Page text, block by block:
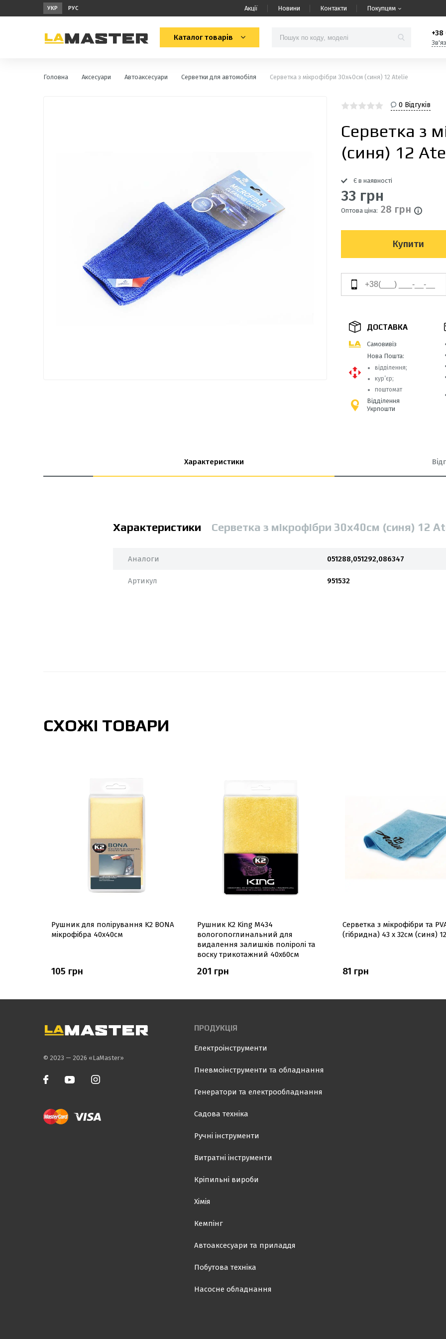
УКР РУС Акції Новини Контакти Покупцям
Каталог товарів
+38
Головна Аксесуари Автоаксесуари Серветки для автомобіля Серветка з мікрофібри 30х40см (синя) 12 Atelie
0 Відгуків
Серветка з
(синя) 12
Є в наявності
33 грн
Оптова ціна: 28 грн
Купити
ДОСТАВКА
Самовивіз
Нова Пошта:
відділення;
кур’єр;
поштомат
Відділення
Укрпошти
Характеристики
Характеристики Серветка з мікрофібри 30х40см (синя) 12
Аналоги 051288,051292,086347
Артикул 951532
СХОЖІ ТОВАРИ
Рушник для полірування K2 BONA
мікрофібра 40х40см
105 грн
Рушник K2 King M434
вологопоглинальний для
видалення залишків поліролі та
воску трикотажний 40х60см
201 грн
Серветка з мікрофібри та
(гібридна) 43 х 32см (синя)
81 грн
© 2023 — 2026 «LaMaster»
ПРОДУКЦІЯ
Електроінструменти
Пневмоінструменти та обладнання
Генератори та електрообладнання
Садова техніка
Ручні інструменти
Витратні інструменти
Кріпильні вироби
Хімія
Кемпінг
Автоаксесуари та приладдя
Побутова техніка
Насосне обладнання